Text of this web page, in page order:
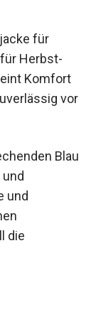
Herbst-
Komfort
und